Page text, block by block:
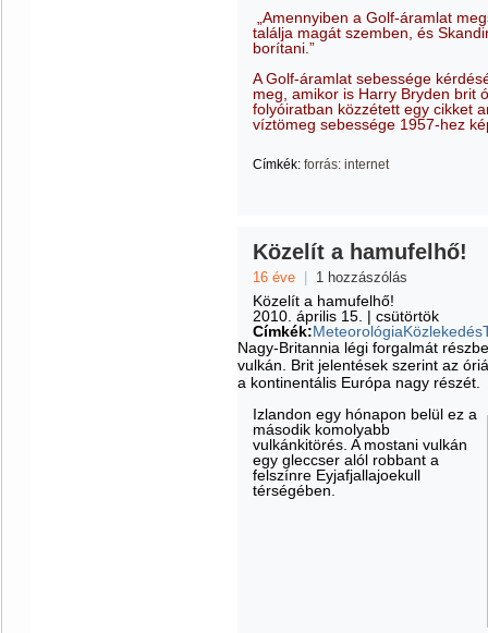
„Amennyiben a Golf-áramlat
találja magát szemben, és
borítani.”
A Golf-áramlat sebessége
meg, amikor is Harry Bryden brit
folyóiratban közzétett egy cikket
víztömeg sebessége 1957-hez
Címkék: forrás: internet
Közelít a hamufelhő!
16 éve 1 hozzászólás
Közelít a hamufelhő!
2010. április 15. | csütörtök
Címkék:MeteorológiaKözlekedés
Nagy-Britannia légi forgalmát
vulkán. Brit jelentések szerint az
a kontinentális Európa nagy részét.
Izlandon egy hónapon belül ez a
második komolyabb
vulkánkitörés. A mostani vulkán
egy gleccser alól robbant a
felszínre Eyjafjallajoekull
térségében.